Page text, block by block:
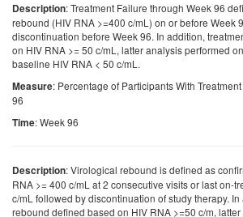
Description: Treatment Failure through Week 96
rebound (HIV RNA >=400 c/mL) on or before Week
discontinuation before Week 96. In addition,
on HIV RNA >= 50 c/mL, latter analysis performed
baseline HIV RNA < 50 c/mL.
Measure: Percentage of Participants With
96
Time: Week 96
Description: Virological rebound is defined as
RNA >= 400 c/mL at 2 consecutive visits or last on-
c/mL followed by discontinuation of study therapy.
rebound defined based on HIV RNA >=50 c/m,